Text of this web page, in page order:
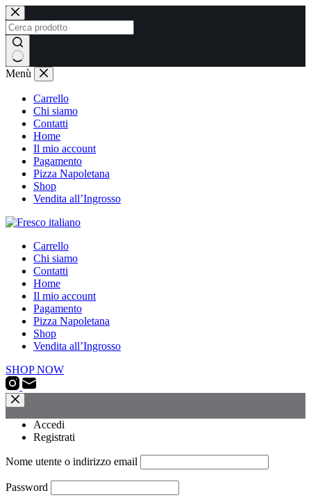
Salta
al
contenuto
Nessun
risultato
Menù
Carrello
Chi siamo
Contatti
Home
Il mio account
Pagamento
Pizza Napoletana
Shop
Vendita all’Ingrosso
Carrello
Chi siamo
Contatti
Home
Il mio account
Pagamento
Pizza Napoletana
Shop
Vendita all’Ingrosso
SHOP NOW
Accedi
Registrati
Nome utente o indirizzo email
Password